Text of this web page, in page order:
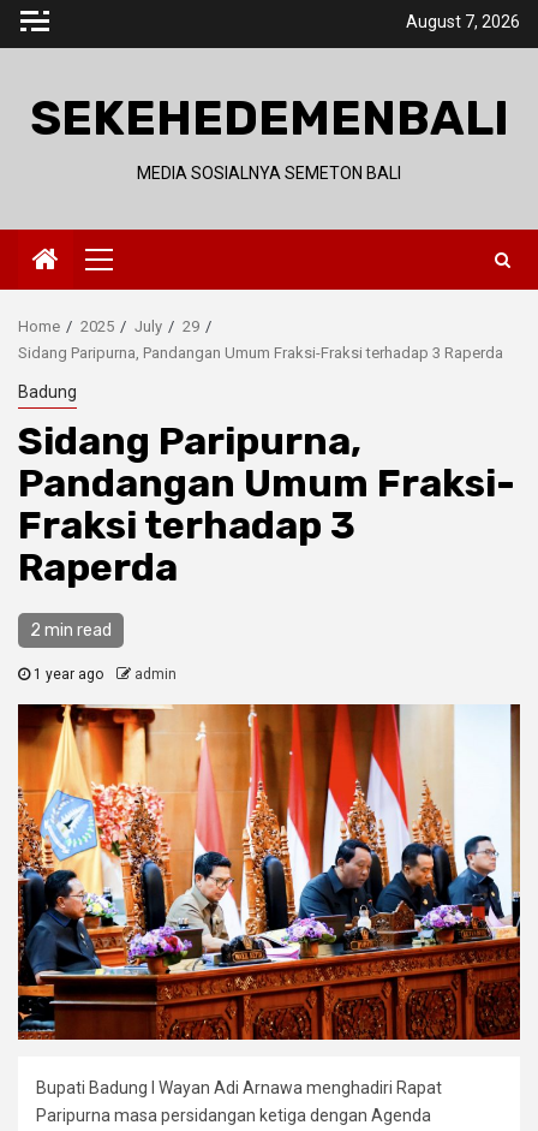
Skip
August 7, 2026
SEKEHEDEMENBALI
MEDIA SOSIALNYA SEMETON BALI
Primary
Menu
Home 2025 July
29
Sidang Paripurna, Pandangan Umum Fraksi-Fraksi terhadap 3 Raperda
Badung
Sidang Paripurna,
Pandangan Umum Fraksi-
Fraksi terhadap 3
Raperda
2 min read
1 year ago admin
Bupati Badung I Wayan Adi Arnawa menghadiri Rapat
Paripurna masa persidangan ketiga dengan Agenda